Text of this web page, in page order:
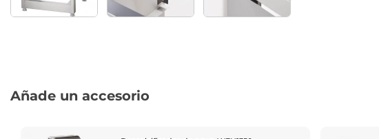
Añade un accesorio